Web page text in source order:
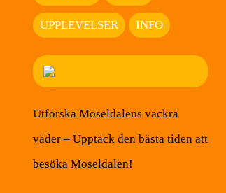
UPPLEVELSER INFO
Utforska Moseldalens vackra
väder – Upptäck den bästa tiden att
besöka Moseldalen!